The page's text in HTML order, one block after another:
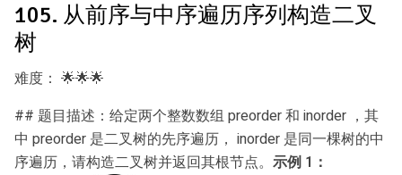
105. 从前序与中序遍历序列构造二叉
树
难度： 🌟🌟🌟
## 题目描述：给定两个整数数组 preorder 和 inorder ，其
中 preorder 是二叉树的先序遍历， inorder 是同一棵树的中
序遍历，请构造二叉树并返回其根节点。 示例 1：